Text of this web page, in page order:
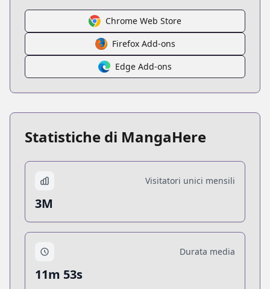
Chrome Web Store
Firefox Add-ons
Edge Add-ons
Statistiche di MangaHere
Visitatori unici mensili
3M
Durata media
11m 53s